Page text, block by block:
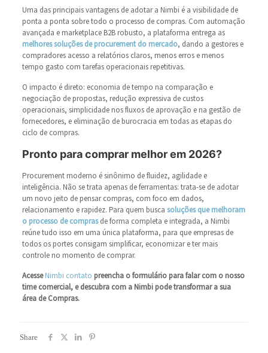
Uma das principais vantagens de adotar a Nimbi é a visibilidade de
ponta a ponta sobre todo o processo de compras. Com automação
avançada e marketplace B2B robusto, a plataforma entrega as
melhores soluções de procurement do mercado, dando a gestores e
compradores acesso a relatórios claros, menos erros e menos
tempo gasto com tarefas operacionais repetitivas.
O impacto é direto: economia de tempo na comparação e
negociação de propostas, redução expressiva de custos
operacionais, simplicidade nos fluxos de aprovação e na gestão de
fornecedores, e eliminação de burocracia em todas as etapas do
ciclo de compras.
Pronto para comprar melhor em 2026?
Procurement moderno é sinônimo de fluidez, agilidade e
inteligência. Não se trata apenas de ferramentas: trata-se de adotar
um novo jeito de pensar compras, com foco em dados,
relacionamento e rapidez. Para quem busca soluções que melhoram
o processo de comprasde forma completa e integrada, a Nimbi
reúne tudo isso em uma única plataforma, para que empresas de
todos os portes consigam simplificar, economizar e ter mais
controle no momento de comprar.
AcesseNimbi contato preencha o formulário para falar com o nosso
time comercial, e descubra com a Nimbi pode transformar a sua
área de Compras.
Share